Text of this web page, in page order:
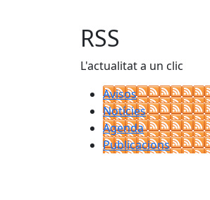
RSS
L'actualitat a un clic
Avisos
Notícies
Agenda
Publicacions